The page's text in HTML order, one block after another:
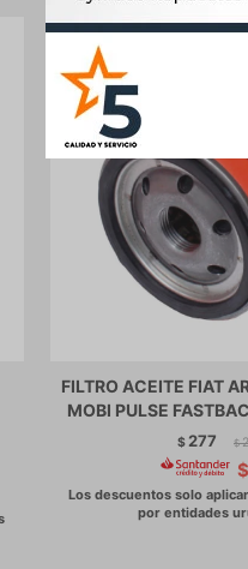
FILTRO ACEITE FIAT
MOBI PULSE
$ 277 $
$